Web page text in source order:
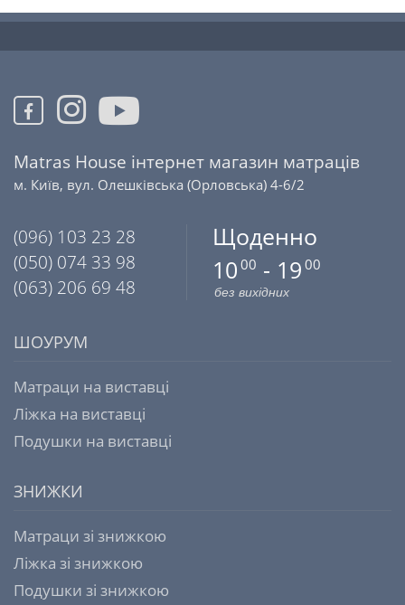
Matras House інтернет магазин матраців
м. Київ, вул. Олешківська (Орловська) 4-6/2
(096) 103 23 28
(050) 074 33 98
(063) 206 69 48
Щоденно
10 00 - 19 00
без вихідних
ШОУРУМ
Матраци на виставці
Ліжка на виставці
Подушки на виставці
ЗНИЖКИ
Матраци зі знижкою
Ліжка зі знижкою
Подушки зі знижкою